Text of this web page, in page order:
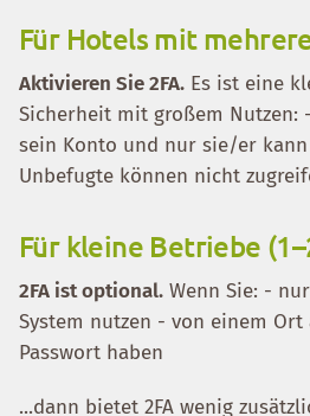
Für Hotels mit
Aktivieren Sie 2FA. Es ist eine
Sicherheit mit großem Nutzen:
sein Konto und nur sie/er
Unbefugte können nicht
Für kleine Betriebe
2FA ist optional. Wenn Sie: -
System nutzen - von einem
Passwort haben
...dann bietet 2FA wenig